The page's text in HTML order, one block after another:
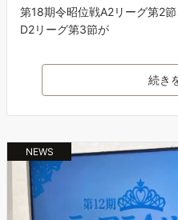
第18期令昭位戦A2リーグ第2
D2リーグ第3節が
続き
NEWS